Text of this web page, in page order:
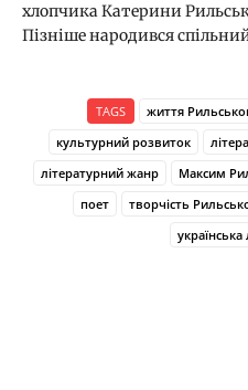
хлопчика Катерини
Пізніше народився
TAGS життя
культурний розвиток
літературний жанр
Максим
поет
творчість
українська